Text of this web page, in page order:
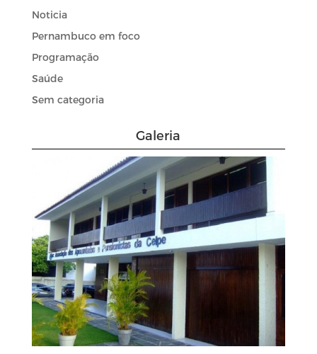
Noticia
Pernambuco em foco
Programação
Saúde
Sem categoria
Galeria